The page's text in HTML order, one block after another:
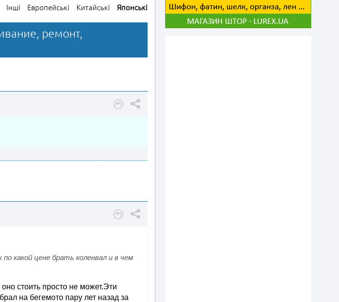
Інші Европейські Китайські Японські
ремонт,
какой цене брать коленвал и в чем
стоить просто не может.Эти
на бегемото пару лет назад за